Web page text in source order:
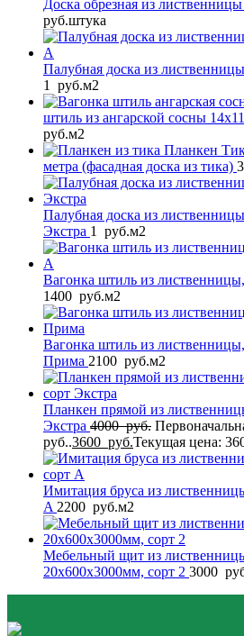
Доска обрезная из
руб.штука
Палубная доска из
1
руб.м2
штиль из ангарской сосны
руб.м2
Планкен
метра (фасадная доска из тика)
Палубная доска из
Экстра 1 руб.м2
Вагонка штиль из
1400 руб.м2
Вагонка штиль из
Прима 2100 руб.м2
Планкен прямой из
Экстра 4000руб.
руб..3600 руб.Текущая цена:
Имитация бруса из
A 2200 руб.м2
Мебельный щит из
20x600x3000мм, сорт 2 3000